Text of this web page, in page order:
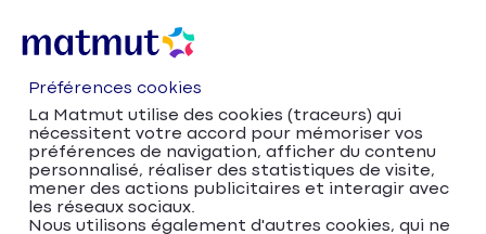
Préférences cookies
La Matmut utilise des cookies (traceurs) qui
nécessitent votre accord pour mémoriser vos
préférences de navigation, afficher du contenu
personnalisé, réaliser des statistiques de visite,
mener des actions publicitaires et interagir avec
les réseaux sociaux.
Nous utilisons également d'autres cookies, qui ne